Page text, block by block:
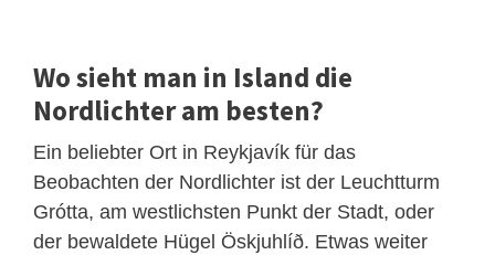
Wo sieht man in Island die
Nordlichter am besten?
Ein beliebter Ort in Reykjavík für das
Beobachten der Nordlichter ist der Leuchtturm
Grótta, am westlichsten Punkt der Stadt, oder
der bewaldete Hügel Öskjuhlíð. Etwas weiter